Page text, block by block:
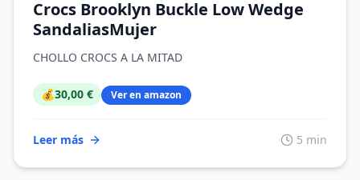
Crocs Brooklyn Buckle Low Wedge
SandaliasMujer
CHOLLO CROCS A LA MITAD
💰30,00 € Ver en amazon
Leer más 5 min